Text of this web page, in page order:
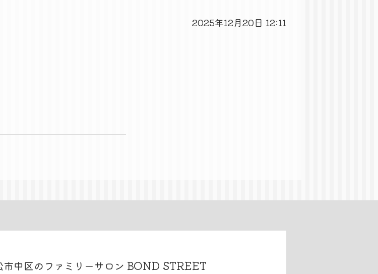
2025年12月20日 12:11
市中区のファミリーサロン BOND STREET